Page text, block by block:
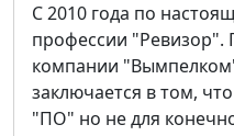
С 2010 года по
профессии "Ревизор".
компании
заключается в том,
"ПО" но не для